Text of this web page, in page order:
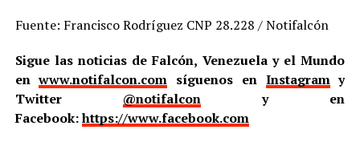
Fuente: Francisco Rodríguez CNP 28.228 / Notifalcón
Sigue las noticias de Falcón, Venezuela y el Mundo
enwww.notifalcon.com síguenos en Instagramy
Twitter @notifalcony en
Facebook:https://www.facebook.com